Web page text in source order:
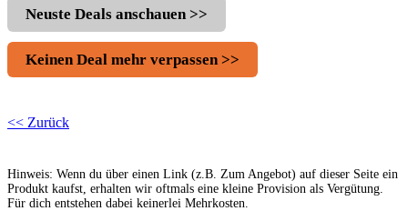
Neuste Deals anschauen >>
Keinen Deal mehr verpassen >>
<< Zurück
Hinweis: Wenn du über einen Link (z.B. Zum Angebot) auf dieser Seite ein
Produkt kaufst, erhalten wir oftmals eine kleine Provision als Vergütung.
Für dich entstehen dabei keinerlei Mehrkosten.